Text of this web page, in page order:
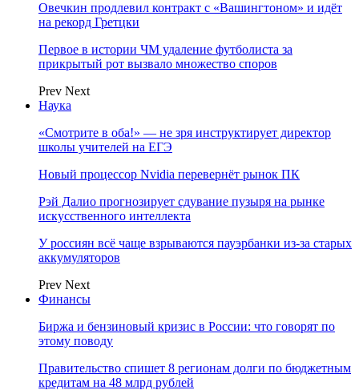
Овечкин продлевил контракт с «Вашингтоном» и идёт
на рекорд Гретцки
Первое в истории ЧМ удаление футболиста за
прикрытый рот вызвало множество споров
Prev Next
Наука
«Смотрите в оба!» — не зря инструктирует директор
школы учителей на ЕГЭ
Новый процессор Nvidia перевернёт рынок ПК
Рэй Далио прогнозирует сдувание пузыря на рынке
искусственного интеллекта
У россиян всё чаще взрываются пауэрбанки из-за старых
аккумуляторов
Prev Next
Финансы
Биржа и бензиновый кризис в России: что говорят по
этому поводу
Правительство спишет 8 регионам долги по бюджетным
кредитам на 48 млрд рублей